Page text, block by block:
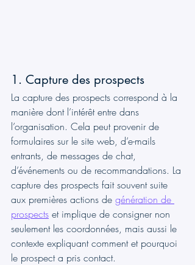
1. Capture des prospects
La capture des prospects correspond à la
manière dont l’intérêt entre dans
l’organisation. Cela peut provenir de
formulaires sur le site web, d’e-mails
entrants, de messages de chat,
d’événements ou de recommandations. La
capture des prospects fait souvent suite
aux premières actions de génération de
prospects et implique de consigner non
seulement les coordonnées, mais aussi le
contexte expliquant comment et pourquoi
le prospect a pris contact.